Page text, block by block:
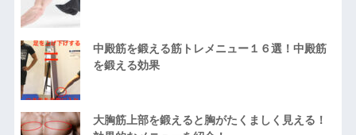
中殿筋を鍛える筋トレメニュー１６選！中殿筋
を鍛える効果
大胸筋上部を鍛えると胸がたくましく見える！